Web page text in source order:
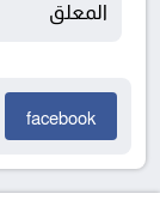
المعلق
facebook